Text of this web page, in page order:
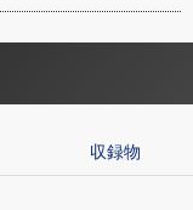
収録物